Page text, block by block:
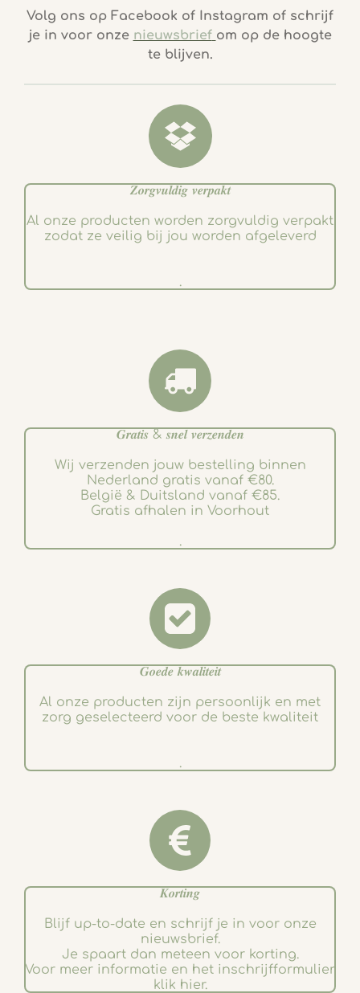
c
b
o
k
s
t
a
g
a
Volg ons op Facebook of Instagram of schrijf
je in voor onze nieuwsbrief om op de hoogte
te blijven.
𝒁𝒐𝒓𝒈𝒗𝒖𝒍𝒅𝒊𝒈 𝒗𝒆𝒓𝒑𝒂𝒌𝒕
Al onze producten worden zorgvuldig verpakt
zodat ze veilig bij jou worden afgeleverd
.
𝑮𝒓𝒂𝒕𝒊𝒔 & 𝒔𝒏𝒆𝒍 𝒗𝒆𝒓𝒛𝒆𝒏𝒅𝒆𝒏
Wij verzenden jouw bestelling binnen
Nederland gratis vanaf €80.
België & Duitsland vanaf €85.
Gratis afhalen in Voorhout
.
𝑮𝒐𝒆𝒅𝒆 𝒌𝒘𝒂𝒍𝒊𝒕𝒆𝒊𝒕
Al onze producten zijn persoonlijk en met
zorg geselecteerd voor de beste kwaliteit
.
𝑲𝒐𝒓𝒕𝒊𝒏𝒈
Blijf up-to-date en schrijf je in voor onze
nieuwsbrief.
Je spaart dan meteen voor korting.
Voor meer informatie en het inschrijfformulier
klik hier.